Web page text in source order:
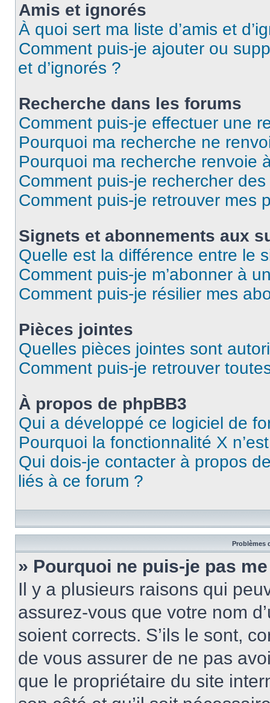
Amis et ignorés
À quoi sert ma liste d’amis et
Comment puis-je ajouter ou
et d’ignorés ?
Recherche dans les forums
Comment puis-je effectuer une
Pourquoi ma recherche ne
Pourquoi ma recherche renvoie
Comment puis-je rechercher
Comment puis-je retrouver mes
Signets et abonnements aux
Quelle est la différence entre le
Comment puis-je m’abonner à
Comment puis-je résilier mes
Pièces jointes
Quelles pièces jointes sont
Comment puis-je retrouver
À propos de phpBB3
Qui a développé ce logiciel de
Pourquoi la fonctionnalité X
Qui dois-je contacter à propos
liés à ce forum ?
Problèmes
» Pourquoi ne puis-je pas
Il y a plusieurs raisons qui
assurez-vous que votre nom
soient corrects. S’ils le sont,
de vous assurer de ne pas
que le propriétaire du site